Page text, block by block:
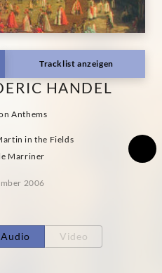
Tracklist anzeigen
HANDEL
Anthems
in the Fields
Marriner
2006
Audio Video